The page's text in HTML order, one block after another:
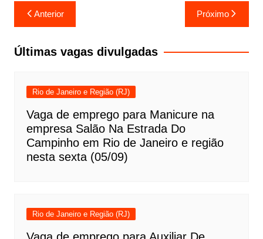
Navegação
de
Post
Anterior Próximo
Últimas vagas divulgadas
Rio de Janeiro e Região (RJ)
Vaga de emprego para Manicure na
empresa Salão Na Estrada Do
Campinho em Rio de Janeiro e região
nesta sexta (05/09)
Rio de Janeiro e Região (RJ)